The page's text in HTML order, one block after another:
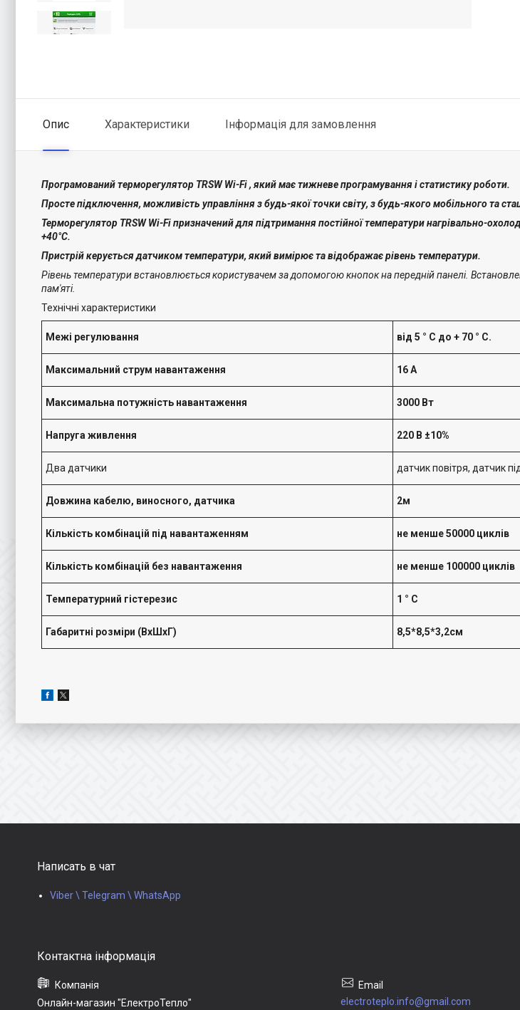
Опис Характеристики Інформація для замовлення
Програмований терморегулятор TRSW Wi-Fi , який має тижневе програмування і статистику роботи.
Просте підключення, можливість управління з будь-якої точки світу, з будь-якого мобільного та
Терморегулятор TRSW Wi-Fi призначений для підтримання постійної температури нагрівально-
+40°С.
Пристрій керується датчиком температури, який вимірює та відображає рівень температури.
Рівень температури встановлюється користувачем за допомогою кнопок на передній панелі.
пам'яті.
Технічні характеристики
Межі регулювання від 5 ° С до + 70 ° С.
Максимальний струм навантаження 16 А
Максимальна потужність навантаження 3000 Вт
Напруга живлення 220 В ±10%
Два датчики датчик повітря, датчик
Довжина кабелю, виносного, датчика 2м
Кількість комбінацій під навантаженням не менше 50000 циклів
Кількість комбінацій без навантаження не менше 100000 циклів
Температурний гістерезис 1 ° С
Габаритні розміри (ВхШхГ) 8,5*8,5*3,2см
Написать в чат
Viber \ Telegram \ WhatsApp
Онлайн-магазин "ЕлектроТепло" electroteplo.info@gmail.com